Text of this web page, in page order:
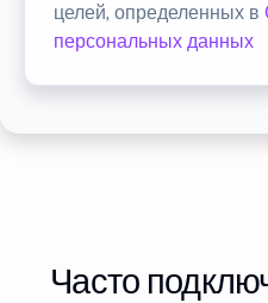
целей, определенных в
персональных данных
Часто